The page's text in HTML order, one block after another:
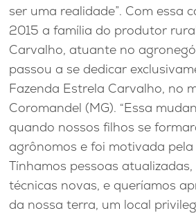
ser uma realidade”. Com essa
2015 a família do produtor
Carvalho, atuante no
passou a se dedicar
Fazenda Estrela Carvalho, no
Coromandel (MG). “Essa
quando nossos filhos se
agrônomos e foi motivada pela
Tínhamos pessoas
técnicas novas, e queríamos
da nossa terra, um local